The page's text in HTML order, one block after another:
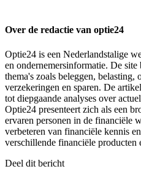
Over de redactie van optie24
Optie24 is een Nederlandstalige
en ondernemersinformatie. De
thema's zoals beleggen, belasting,
verzekeringen en sparen. De
tot diepgaande analyses over
Optie24 presenteert zich als een
ervaren personen in de financiële
verbeteren van financiële kennis
verschillende financiële producten
Deel dit bericht